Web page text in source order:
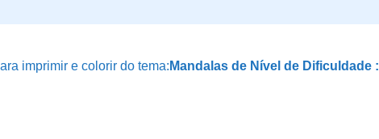
imprimir e colorir do tema: Mandalas de Nível de Dificuldade :